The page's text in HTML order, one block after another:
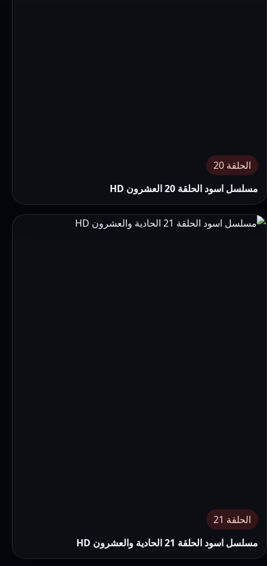
الحلقة 20
مسلسل اسود الحلقة 20 العشرون HD
الحلقة 21
مسلسل اسود الحلقة 21 الحادية والعشرون HD